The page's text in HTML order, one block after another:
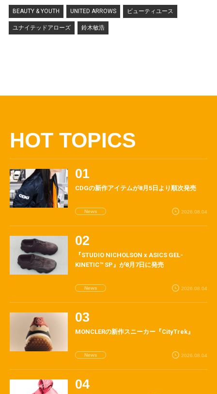
BEAUTY & YOUTH UNITED ARROWS ビューティユース
ユナイテッドアローズ 鈴木敏浩
HOT TOPICS
CDGの新作アイテムが8月5日より順次発売
News 2026.08.04
『STUDIO NICHOLSON x ASICS GEL-
KINETIC™ SP』が8月7日に発売
News 2026.08.04
MONCLERの新作スニーカー『CityTrek』
News 2026.08.04